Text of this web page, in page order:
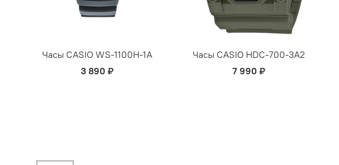
Часы CASIO WS-1100H-1A
3 890 ₽
Часы CASIO HDC-700-3A2
7 990 ₽